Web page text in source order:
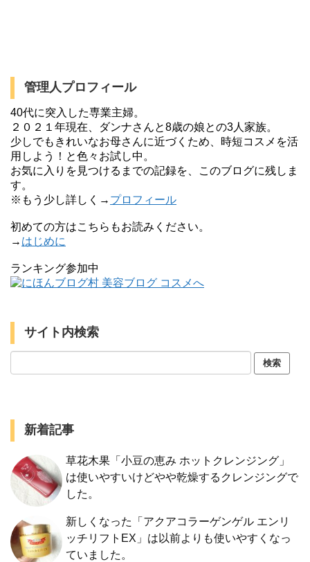
管理人プロフィール
40代に突入した専業主婦。
２０２１年現在、ダンナさんと8歳の娘との3人家族。
少しでもきれいなお母さんに近づくため、時短コスメを活
用しよう！と色々お試し中。
お気に入りを見つけるまでの記録を、このブログに残しま
す。
※もう少し詳しく→ プロフィール
初めての方はこちらもお読みください。
→ はじめに
ランキング参加中
サイト内検索
新着記事
草花木果「小豆の恵み ホットクレンジング」
は使いやすいけどやや乾燥するクレンジングで
した。
新しくなった「アクアコラーゲンゲル エンリ
ッチリフトEX」は以前よりも使いやすくなっ
ていました。